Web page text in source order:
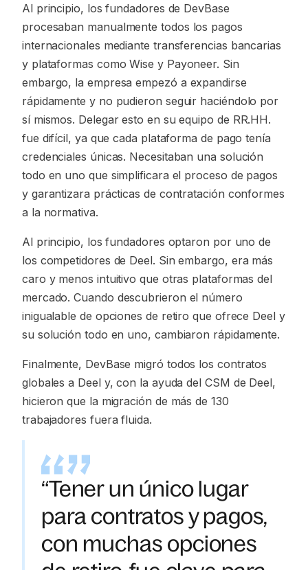
Al principio, los fundadores de DevBase
procesaban manualmente todos los pagos
internacionales mediante transferencias bancarias
y plataformas como Wise y Payoneer. Sin
embargo, la empresa empezó a expandirse
rápidamente y no pudieron seguir haciéndolo por
sí mismos. Delegar esto en su equipo de RR.HH.
fue difícil, ya que cada plataforma de pago tenía
credenciales únicas. Necesitaban una solución
todo en uno que simplificara el proceso de pagos
y garantizara prácticas de contratación conformes
a la normativa.
Al principio, los fundadores optaron por uno de
los competidores de Deel. Sin embargo, era más
caro y menos intuitivo que otras plataformas del
mercado. Cuando descubrieron el número
inigualable de opciones de retiro que ofrece Deel y
su solución todo en uno, cambiaron rápidamente.
Finalmente, DevBase migró todos los contratos
globales a Deel y, con la ayuda del CSM de Deel,
hicieron que la migración de más de 130
trabajadores fuera fluida.
“Tener un único lugar
para contratos y pagos,
con muchas opciones